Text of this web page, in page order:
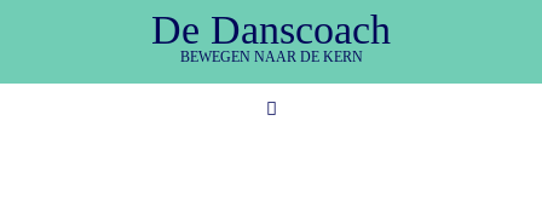
De Danscoach
BEWEGEN NAAR DE KERN